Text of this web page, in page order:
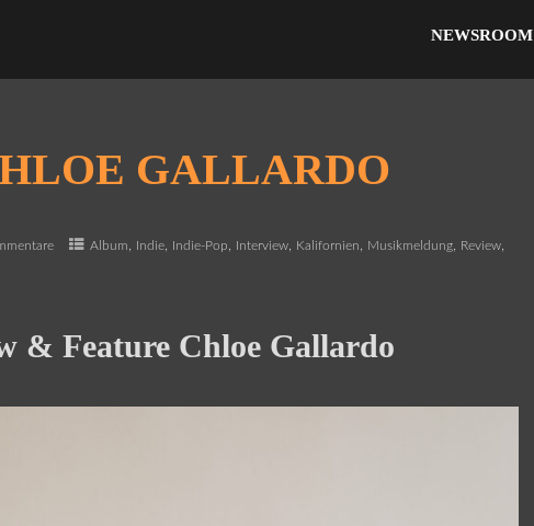
NEWSROOM
GALLARDO
Album, Indie, Indie-Pop, Interview, Kalifornien, Musikmeldung, Review,
& Feature Chloe Gallardo